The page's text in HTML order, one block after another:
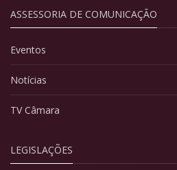
ASSESSORIA DE COMUNICAÇÃO
Eventos
Notícias
TV Câmara
LEGISLAÇÕES